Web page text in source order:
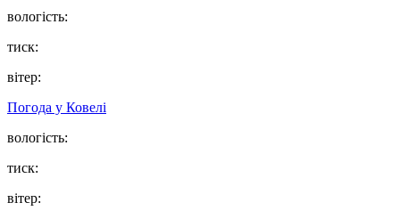
вологість:
тиск:
вітер:
Погода у Ковелі
вологість:
тиск:
вітер: